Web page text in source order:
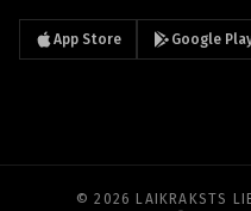
App Store Google
© 2026 LAIKRAKSTS